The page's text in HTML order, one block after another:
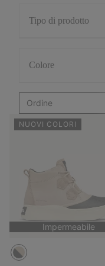
Tipo di prodotto
Colore
Ordine
NUOVI COLORI
Impermeabile